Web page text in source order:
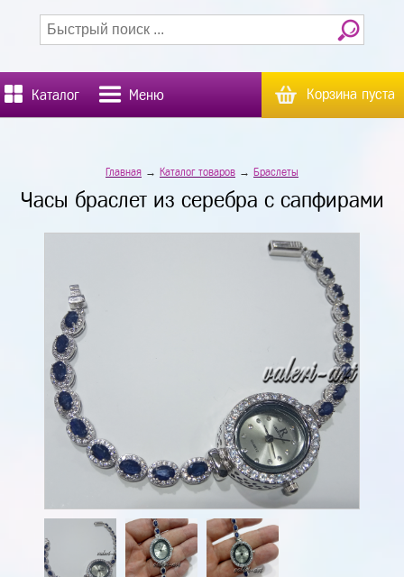
Каталог Меню Корзина пуста
Главная → Каталог товаров → Браслеты
Часы браслет из серебра с сапфирами